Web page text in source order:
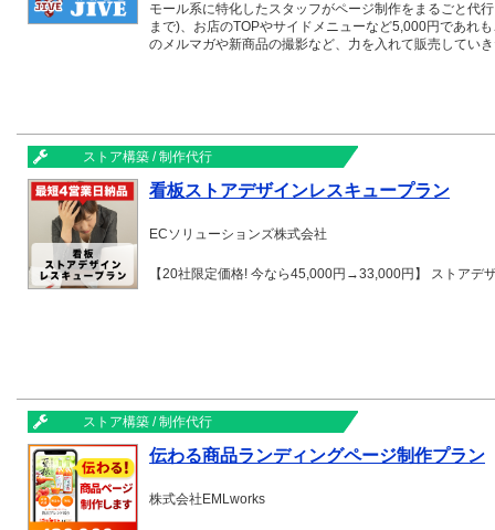
モール系に特化したスタッフがページ制作をまるごと代
まで)、お店のTOPやサイドメニューなど5,000円であれ
のメルマガや新商品の撮影など、力を入れて販売してい
ストア構築 / 制作代行
看板ストアデザインレスキュープラン
ECソリューションズ株式会社
【20社限定価格!
ストア構築 / 制作代行
伝わる商品ランディングページ制作プラン
株式会社EMLworks